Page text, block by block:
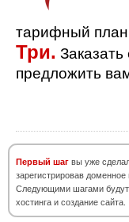
тарифный план
Три.
предложить
Первый шаг вы уже
зарегистрировав доменное
Следующими шагами будут
хостинга и создание сайта.